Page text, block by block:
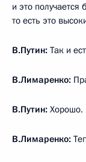
и это
то есть это
В.Путин: Так и
В.Лимаренко:
В.Путин: Хорошо.
В.Лимаренко: